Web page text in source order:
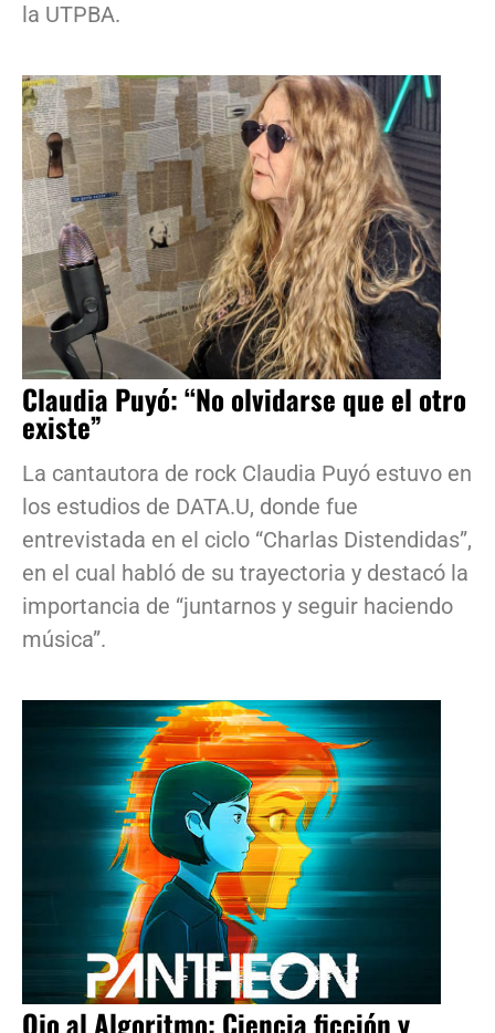
la UTPBA.
Claudia Puyó: “No olvidarse que el otro
existe”
La cantautora de rock Claudia Puyó estuvo en
los estudios de DATA.U, donde fue
entrevistada en el ciclo “Charlas Distendidas”,
en el cual habló de su trayectoria y destacó la
importancia de “juntarnos y seguir haciendo
música”.
Ojo al Algoritmo: Ciencia ficción y